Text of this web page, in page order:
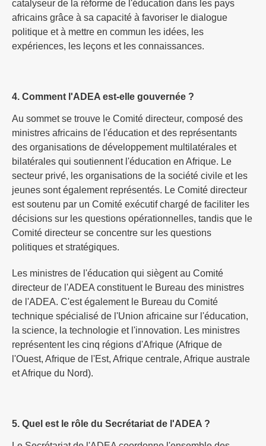
catalyseur de la réforme de l'éducation dans les pays
africains grâce à sa capacité à favoriser le dialogue
politique et à mettre en commun les idées, les
expériences, les leçons et les connaissances.
4. Comment l'ADEA est-elle gouvernée ?
Au sommet se trouve le Comité directeur, composé des
ministres africains de l'éducation et des représentants
des organisations de développement multilatérales et
bilatérales qui soutiennent l'éducation en Afrique. Le
secteur privé, les organisations de la société civile et les
jeunes sont également représentés. Le Comité directeur
est soutenu par un Comité exécutif chargé de faciliter les
décisions sur les questions opérationnelles, tandis que le
Comité directeur se concentre sur les questions
politiques et stratégiques.
Les ministres de l'éducation qui siègent au Comité
directeur de l'ADEA constituent le Bureau des ministres
de l'ADEA. C'est également le Bureau du Comité
technique spécialisé de l'Union africaine sur l'éducation,
la science, la technologie et l'innovation. Les ministres
représentent les cinq régions d'Afrique (Afrique de
l'Ouest, Afrique de l'Est, Afrique centrale, Afrique australe
et Afrique du Nord).
5. Quel est le rôle du Secrétariat de l'ADEA ?